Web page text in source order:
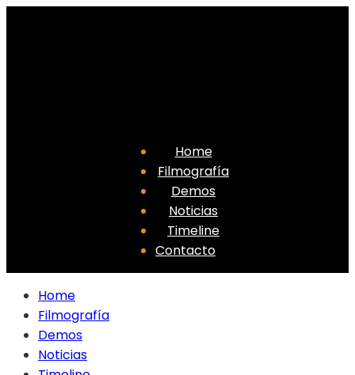
Home
Filmografía
Demos
Noticias
Timeline
Contacto
Home
Filmografía
Demos
Noticias